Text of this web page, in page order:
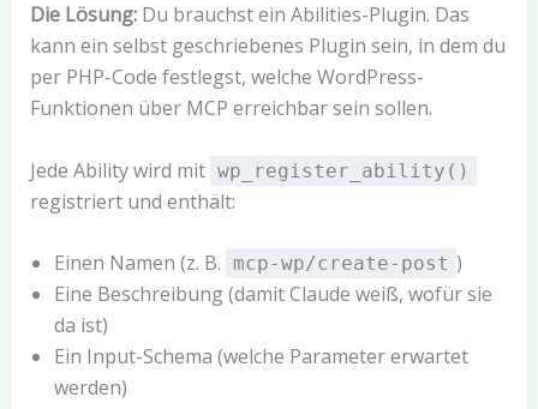
Die Lösung:Du brauchst ein Abilities-Plugin. Das
kann ein selbst geschriebenes Plugin sein, in dem du
per PHP-Code festlegst, welche WordPress-
Funktionen über MCP erreichbar sein sollen.
Jede Ability wird mit wp_register_ability()
registriert und enthält:
Einen Namen (z. B. mcp-wp/create-post )
Eine Beschreibung (damit Claude weiß, wofür sie
da ist)
Ein Input-Schema (welche Parameter erwartet
werden)